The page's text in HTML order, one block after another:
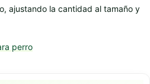
ajustando la cantidad al tamaño y
perro